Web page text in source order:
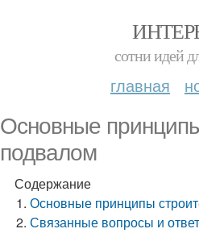
сотни идей
главная
Основные
подвалом
Содержание
Основные принципы
Связанные вопросы и